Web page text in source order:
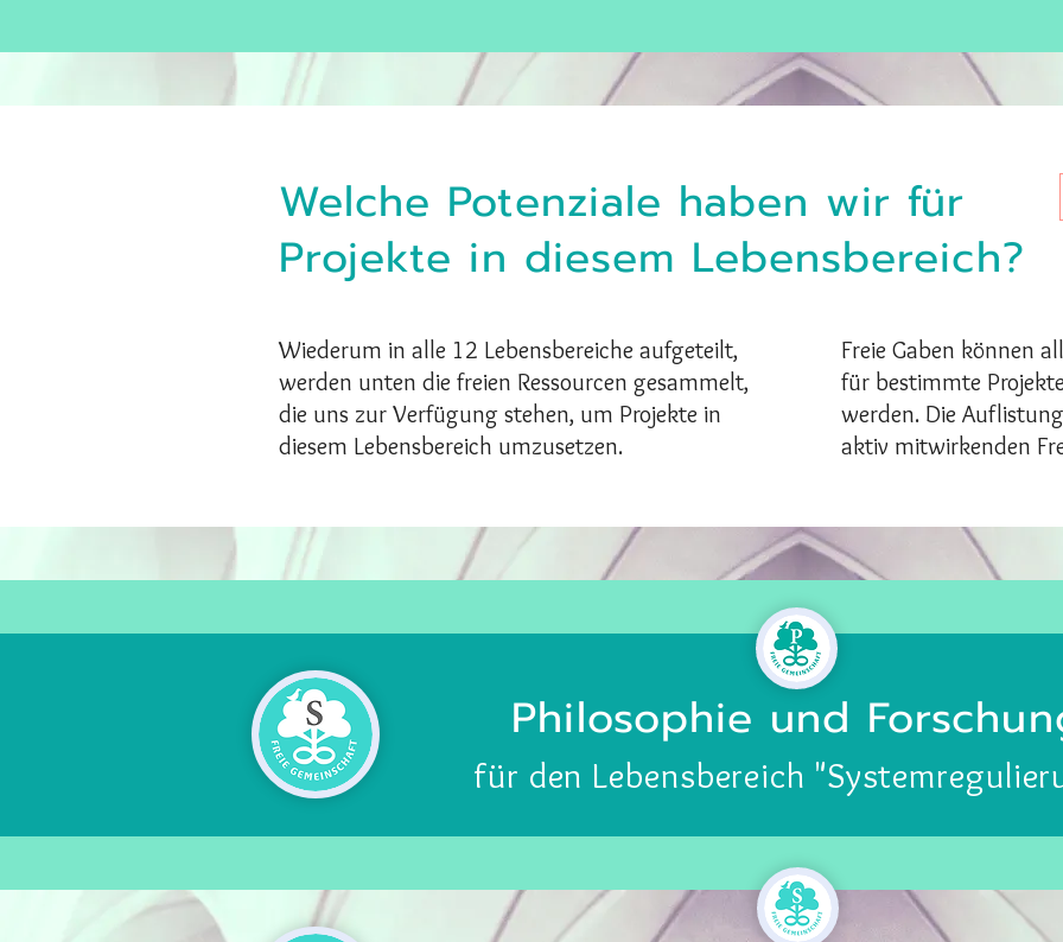
Welche Potenziale haben wir für
Projekte in diesem Lebensbereich?
Wiederum in alle 12 Lebensbereiche aufgeteilt,
werden unten die freien Ressourcen gesammelt,
die uns zur Verfügung stehen, um Projekte in
diesem Lebensbereich umzusetzen.
Freie Gaben können
für bestimmte
werden. Die
aktiv mitwirkenden
Philosophie und
für den Lebensbereich